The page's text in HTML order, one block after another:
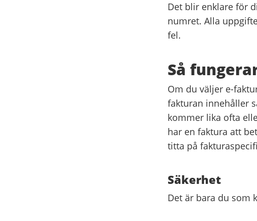
Det blir enklare för
numret. Alla
fel.
Så
Om du väljer e-
fakturan innehåller
kommer lika ofta
har en faktura att
titta på
Säkerhet
Det är bara du som